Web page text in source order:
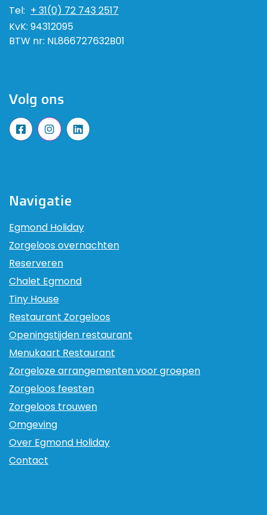
Tel: + 31(0) 72 743 2517
KvK: 94312095
BTW nr: NL866727632B01
Volg ons
Navigatie
Egmond Holiday
Zorgeloos overnachten
Reserveren
Chalet Egmond
Tiny House
Restaurant Zorgeloos
Openingstijden restaurant
Menukaart Restaurant
Zorgeloze arrangementen voor groepen
Zorgeloos feesten
Zorgeloos trouwen
Omgeving
Over Egmond Holiday
Contact